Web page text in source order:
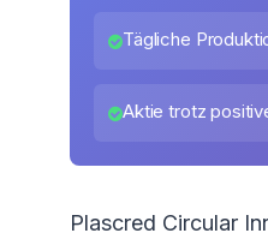
Tägliche
Aktie trotz
Plascred Circular